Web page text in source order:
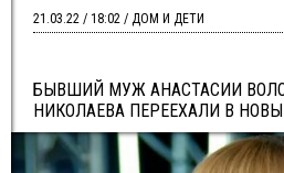
БЫВШИЙ МУЖ АНАСТАСИИ
НИКОЛАЕВА ПЕРЕЕХАЛИ В
21.03.22 / 18:02 / ДОМ И ДЕТИ